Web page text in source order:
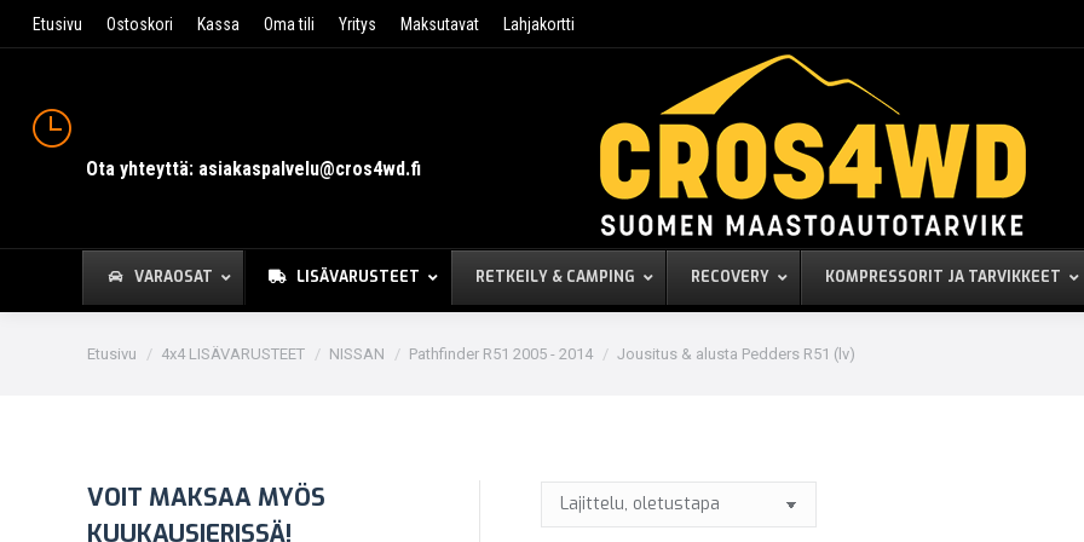
Etusivu Ostoskori Kassa Oma tili Yritys Maksutavat Lahjakortti
Ota yhteyttä: asiakaspalvelu@cros4wd.fi
VARAOSAT LISÄVARUSTEET RETKEILY & CAMPING RECOVERY KOMPRESSORIT JA TARVIKKEET
You are here:
Etusivu 4x4 LISÄVARUSTEET NISSAN Pathfinder R51 2005 - 2014 Jousitus & alusta Pedders R51 (lv)
VOIT MAKSAA MYÖS
KUUKAUSIERISSÄ!